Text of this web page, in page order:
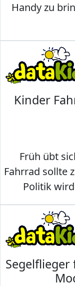
Handy zu
Kinder
Früh übt
Fahrrad sollte
Politik